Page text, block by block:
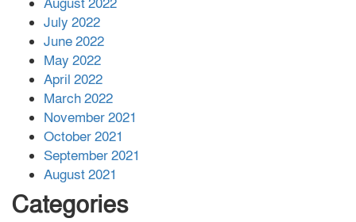
July 2022
June 2022
May 2022
April 2022
March 2022
November 2021
October 2021
September 2021
August 2021
Categories